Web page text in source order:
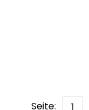
Seite: